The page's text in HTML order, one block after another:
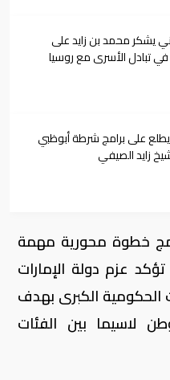
يشكر محمد بن زايد على
في تبادل الأسرى مع روسيا
على برامج شرطة أبوظبي
زايد الصيفي
خطوة محورية مهمة
عزم دولة الإمارات
الحكومية الكبرى بهدف
لاسيما بين الفئات